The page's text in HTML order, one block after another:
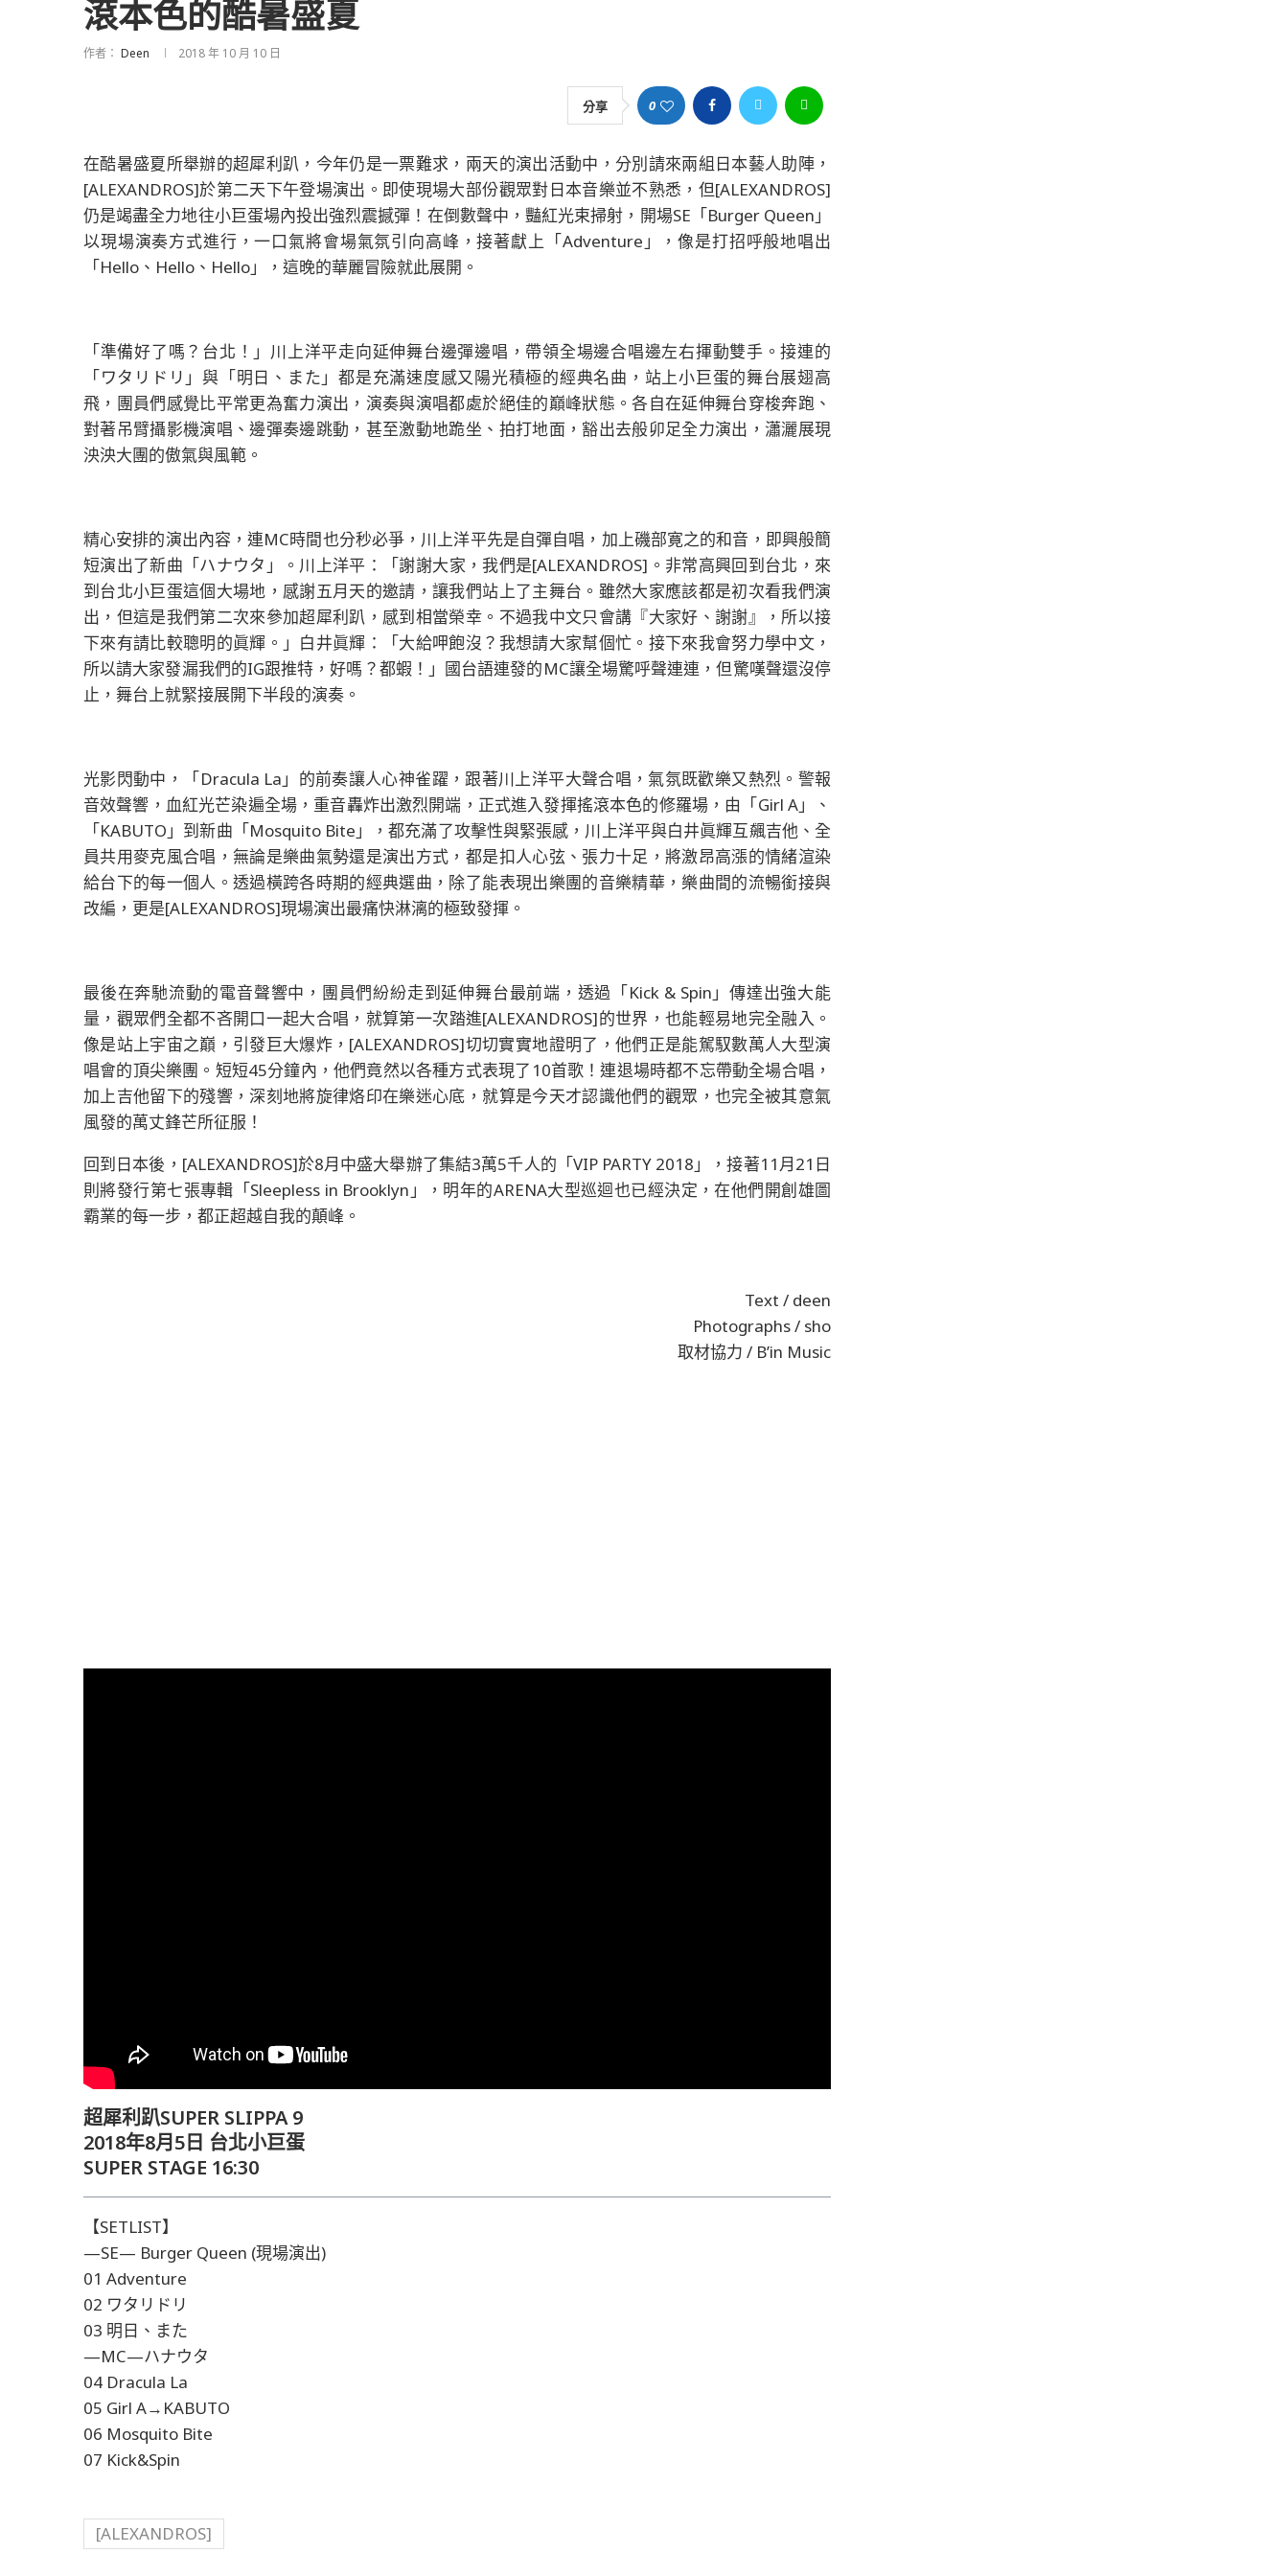
滾本色的酷暑盛夏
作者： Deen 2018 年 10 月 10 日
分享 0
在酷暑盛夏所舉辦的超犀利趴，今年仍是一票難求，兩天的演出活動中，分別請來兩組日本藝人助陣，
[ALEXANDROS]於第二天下午登場演出。即使現場大部份觀眾對日本音樂並不熟悉，但[ALEXANDROS]
仍是竭盡全力地往小巨蛋場內投出強烈震撼彈！在倒數聲中，豔紅光束掃射，開場SE「Burger Queen」
以現場演奏方式進行，一口氣將會場氣氛引向高峰，接著獻上「Adventure」，像是打招呼般地唱出
「Hello、Hello、Hello」，這晚的華麗冒險就此展開。
「準備好了嗎？台北！」川上洋平走向延伸舞台邊彈邊唱，帶領全場邊合唱邊左右揮動雙手。接連的
「ワタリドリ」與「明日、また」都是充滿速度感又陽光積極的經典名曲，站上小巨蛋的舞台展翅高
飛，團員們感覺比平常更為奮力演出，演奏與演唱都處於絕佳的巔峰狀態。各自在延伸舞台穿梭奔跑、
對著吊臂攝影機演唱、邊彈奏邊跳動，甚至激動地跪坐、拍打地面，豁出去般卯足全力演出，瀟灑展現
泱泱大團的傲氣與風範。
精心安排的演出內容，連MC時間也分秒必爭，川上洋平先是自彈自唱，加上磯部寛之的和音，即興般簡
短演出了新曲「ハナウタ」。川上洋平：「謝謝大家，我們是[ALEXANDROS]。非常高興回到台北，來
到台北小巨蛋這個大場地，感謝五月天的邀請，讓我們站上了主舞台。雖然大家應該都是初次看我們演
出，但這是我們第二次來參加超犀利趴，感到相當榮幸。不過我中文只會講『大家好、謝謝』，所以接
下來有請比較聰明的眞輝。」白井眞輝：「大給呷飽沒？我想請大家幫個忙。接下來我會努力學中文，
所以請大家發漏我們的IG跟推特，好嗎？都蝦！」國台語連發的MC讓全場驚呼聲連連，但驚嘆聲還沒停
止，舞台上就緊接展開下半段的演奏。
光影閃動中，「Dracula La」的前奏讓人心神雀躍，跟著川上洋平大聲合唱，氣氛既歡樂又熱烈。警報
音效聲響，血紅光芒染遍全場，重音轟炸出激烈開端，正式進入發揮搖滾本色的修羅場，由「Girl A」、
「KABUTO」到新曲「Mosquito Bite」，都充滿了攻擊性與緊張感，川上洋平與白井眞輝互飆吉他、全
員共用麥克風合唱，無論是樂曲氣勢還是演出方式，都是扣人心弦、張力十足，將激昂高漲的情緒渲染
給台下的每一個人。透過橫跨各時期的經典選曲，除了能表現出樂團的音樂精華，樂曲間的流暢銜接與
改編，更是[ALEXANDROS]現場演出最痛快淋漓的極致發揮。
最後在奔馳流動的電音聲響中，團員們紛紛走到延伸舞台最前端，透過「Kick & Spin」傳達出強大能
量，觀眾們全都不吝開口一起大合唱，就算第一次踏進[ALEXANDROS]的世界，也能輕易地完全融入。
像是站上宇宙之巔，引發巨大爆炸，[ALEXANDROS]切切實實地證明了，他們正是能駕馭數萬人大型演
唱會的頂尖樂團。短短45分鐘內，他們竟然以各種方式表現了10首歌！連退場時都不忘帶動全場合唱，
加上吉他留下的殘響，深刻地將旋律烙印在樂迷心底，就算是今天才認識他們的觀眾，也完全被其意氣
風發的萬丈鋒芒所征服！
回到日本後，[ALEXANDROS]於8月中盛大舉辦了集結3萬5千人的「VIP PARTY 2018」，接著11月21日
則將發行第七張專輯「Sleepless in Brooklyn」，明年的ARENA大型巡迴也已經決定，在他們開創雄圖
霸業的每一步，都正超越自我的顛峰。
Text / deen
Photographs / sho
取材協力 / B’in Music
超犀利趴SUPER SLIPPA 9
2018年8月5日 台北小巨蛋
SUPER STAGE 16:30
【SETLIST】
—SE— Burger Queen (現場演出)
01 Adventure
02 ワタリドリ
03 明日、また
—MC—ハナウタ
04 Dracula La
05 Girl A→KABUTO
06 Mosquito Bite
07 Kick&Spin
[ALEXANDROS]